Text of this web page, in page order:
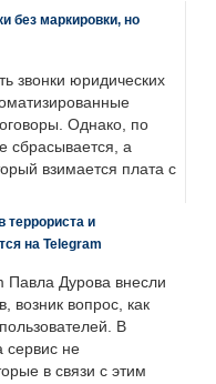
без маркировки, но
звонки юридических
Однако, по
сбрасывается, а
взимается плата с
террориста и
на Telegram
Павла Дурова внесли
возник вопрос, как
В
сервис не
в связи с этим